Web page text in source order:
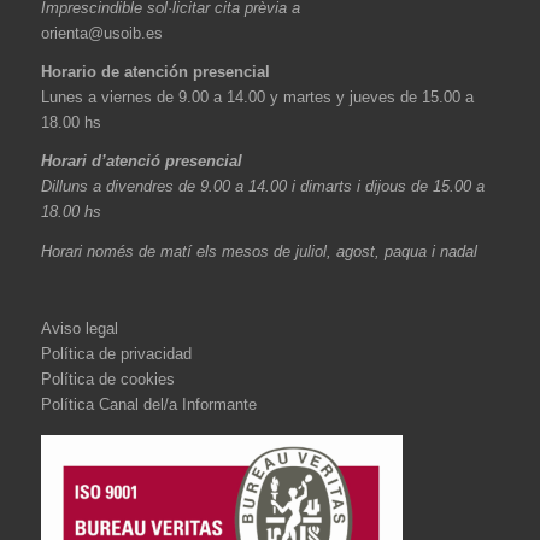
Imprescindible sol·licitar cita prèvia a
orienta@usoib.es
Horario de atención presencial
Lunes a viernes de 9.00 a 14.00 y martes y jueves de 15.00 a
18.00 hs
Horari d’atenció presencial
Dilluns a divendres de 9.00 a 14.00 i dimarts i dijous de 15.00 a
18.00 hs
Horari només de matí els mesos de juliol, agost, paqua i nadal
Aviso legal
Política de privacidad
Política de cookies
Política Canal del/a Informante